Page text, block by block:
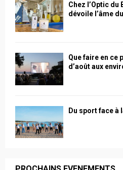
Chez l’Optic
dévoile l’âme
Que faire en ce
d’août aux
Du sport face à